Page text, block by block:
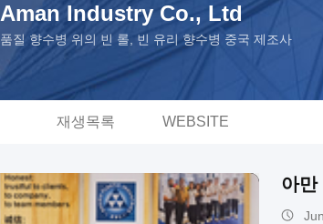
Aman Industry Co., Ltd
품질 향수병 위의 빈 롤, 빈 유리 향수병 중국 제조사
재생목록 WEBSITE
아만